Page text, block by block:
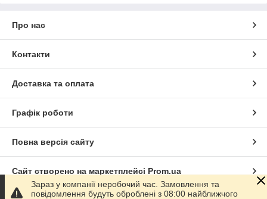
Про нас
Контакти
Доставка та оплата
Графік роботи
Повна версія сайту
Сайт створено на маркетплейсі Prom.ua
Зараз у компанії неробочий час. Замовлення та
повідомлення будуть оброблені з 08:00 найближчого